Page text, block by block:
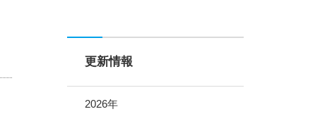
イベント・講演会
地域医療サポーター制度
更新情報
2026年